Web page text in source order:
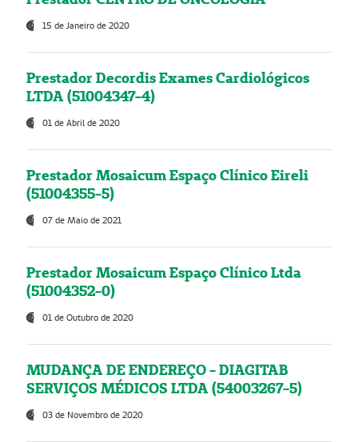
15 de Janeiro de 2020
Prestador Decordis Exames Cardiológicos
LTDA (51004347-4)
01 de Abril de 2020
Prestador Mosaicum Espaço Clínico Eireli
(51004355-5)
07 de Maio de 2021
Prestador Mosaicum Espaço Clínico Ltda
(51004352-0)
01 de Outubro de 2020
MUDANÇA DE ENDEREÇO - DIAGITAB
SERVIÇOS MÉDICOS LTDA (54003267-5)
03 de Novembro de 2020